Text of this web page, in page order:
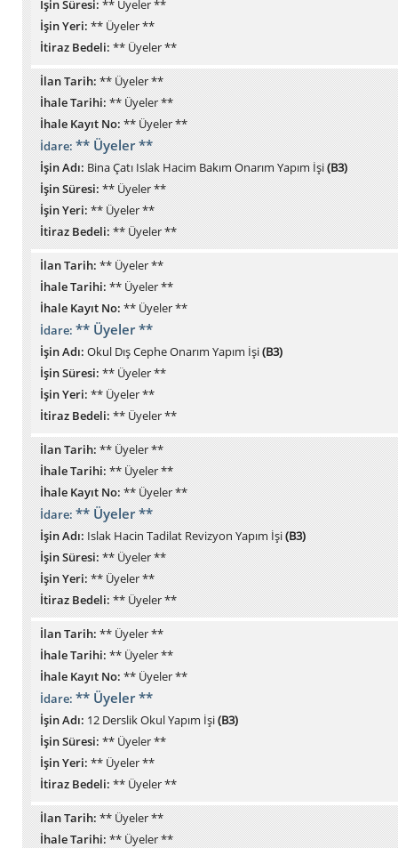
İşin Süresi: ** Üyeler **
İşin Yeri: ** Üyeler **
İtiraz Bedeli: ** Üyeler **
İlan Tarih:** Üyeler **
İhale Tarihi:** Üyeler **
İhale Kayıt No:** Üyeler **
İdare:** Üyeler **
İşin Adı:Bina Çatı Islak Hacim Bakım Onarım Yapım İşi(B3)
İşin Süresi:** Üyeler **
İşin Yeri:** Üyeler **
İtiraz Bedeli:** Üyeler **
İlan Tarih: ** Üyeler **
İhale Tarihi: ** Üyeler **
İhale Kayıt No: ** Üyeler **
İdare: ** Üyeler **
İşin Adı: Okul Dış Cephe Onarım Yapım İşi(B3)
İşin Süresi: ** Üyeler **
İşin Yeri: ** Üyeler **
İtiraz Bedeli: ** Üyeler **
İlan Tarih:** Üyeler **
İhale Tarihi:** Üyeler **
İhale Kayıt No:** Üyeler **
İdare:** Üyeler **
İşin Adı:Islak Hacin Tadilat Revizyon Yapım İşi(B3)
İşin Süresi:** Üyeler **
İşin Yeri:** Üyeler **
İtiraz Bedeli:** Üyeler **
İlan Tarih: ** Üyeler **
İhale Tarihi: ** Üyeler **
İhale Kayıt No: ** Üyeler **
İdare: ** Üyeler **
İşin Adı: 12 Derslik Okul Yapım İşi(B3)
İşin Süresi: ** Üyeler **
İşin Yeri: ** Üyeler **
İtiraz Bedeli: ** Üyeler **
İlan Tarih:** Üyeler **
İhale Tarihi:** Üyeler **